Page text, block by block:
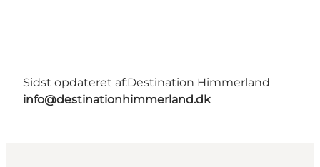
Sidst opdateret af:Destination Himmerland
info@destinationhimmerland.dk